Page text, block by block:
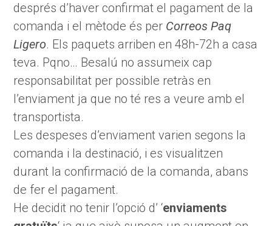
després d’haver confirmat el pagament de la
comanda i el mètode és per Correos Paq
Ligero. Els paquets arriben en 48h-72h a casa
teva. Pqno… Besalú no assumeix cap
responsabilitat per possible retràs en
l’enviament ja que no té res a veure amb el
transportista.
Les despeses d’enviament varien segons la
comanda i la destinació, i es visualitzen
durant la confirmació de la comanda, abans
de fer el pagament.
He decidit no tenir l’opció d’ ‘enviaments